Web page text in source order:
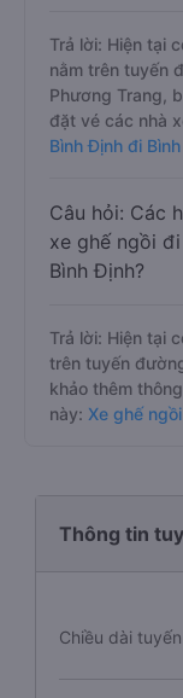
Trả lời: Hiện tại
nằm trên tuyến
Phương Trang,
đặt vé các nhà
Bình Định đi
Câu hỏi: Các
xe ghế ngồi
Bình Định?
Trả lời: Hiện tại
trên tuyến
khảo thêm
này: Xe ghế
Thông tin
Chiều dài